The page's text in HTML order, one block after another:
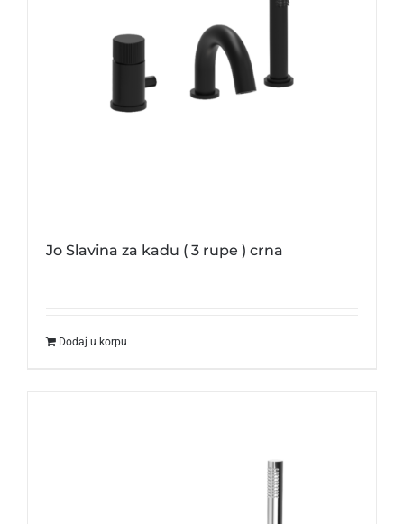
Jo Slavina za kadu ( 3 rupe ) crna
Dodaj u korpu